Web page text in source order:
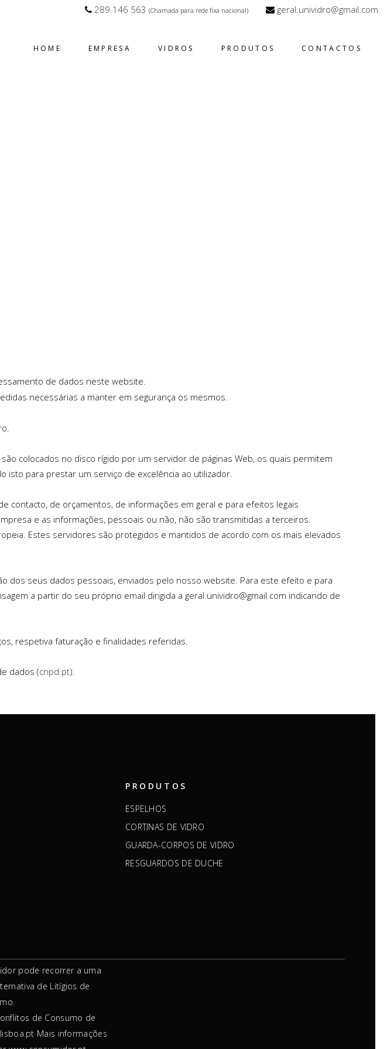
289 146 563 (Chamada para rede fixa nacional) geral.unividro@gmail.com
HOME EMPRESA VIDROS PRODUTOS CONTACTOS
de dados neste website.
necessárias a manter em segurança os mesmos.
colocados no disco rígido por um servidor de páginas Web, os quais permitem
isto para prestar um serviço de excelência ao utilizador.
de orçamentos, de informações em geral e para efeitos legais
e as informações, pessoais ou não, não são transmitidas a terceiros.
Estes servidores são protegidos e mantidos de acordo com os mais elevados
dos seus dados pessoais, enviados pelo nosso website. Para este efeito e para
a partir do seu próprio email dirigida a geral.unividro@gmail.com indicando de
respetiva faturação e finalidades referidas.
dados (cnpd.pt).
PRODUTOS
ESPELHOS
CORTINAS DE VIDRO
GUARDA-CORPOS DE VIDRO
RESGUARDOS DE DUCHE
pode recorrer a uma
de Litígios de
de Consumo de
Mais informações